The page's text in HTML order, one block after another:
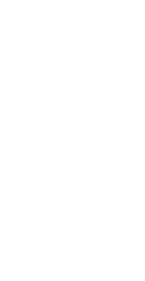
助学子树
，搭配
方向，团
理，有效
子们亲
识，在触
悦的趣
出友爱包